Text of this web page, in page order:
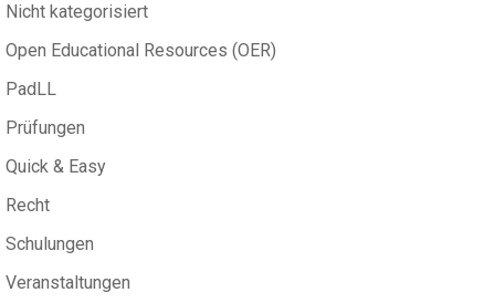
Nicht kategorisiert
Open Educational Resources (OER)
PadLL
Prüfungen
Quick & Easy
Recht
Schulungen
Veranstaltungen